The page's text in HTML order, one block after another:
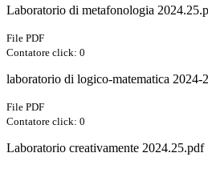
Laboratorio di metafonologia
File PDF
Contatore click: 0
laboratorio di logico-matematica 2024-
File PDF
Contatore click: 0
Laboratorio creativamente 2024.25.pdf